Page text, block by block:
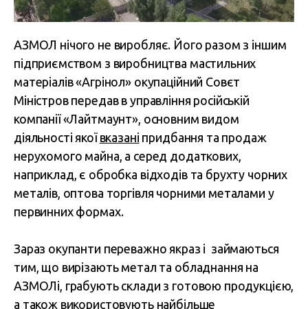
АЗМОЛ нічого не виробляє. Його разом з іншим
підприємством з виробництва мастильних
матеріалів «Агрінол» окупаційний Совєт
Міністров передав в управління російській
компанії «Лайтмаунт», основним видом
діяльності якої вказані придбання та продаж
нерухомого майна, а серед додаткових,
наприклад, є обробка відходів та брухту чорних
металів, оптова торгівля чорними металами у
первинних формах.
Зараз окупанти переважно якраз і займаються
тим, що вирізають метал та обладнання на
АЗМОЛі, грабують склади з готовою продукцією,
а також використовують найбільше